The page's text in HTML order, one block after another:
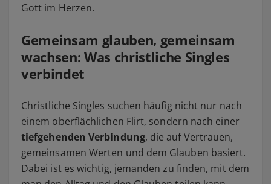
Gott im Herzen.
Gemeinsam glauben, gemeinsam
wachsen: Was christliche Singles
verbindet
Christliche Singles suchen häufig nicht nur nach
einem oberflächlichen Flirt, sondern nach einer
tiefgehenden Verbindung, die auf Vertrauen,
gemeinsamen Werten und dem Glauben basiert.
Dabei ist es wichtig, jemanden zu finden, mit dem